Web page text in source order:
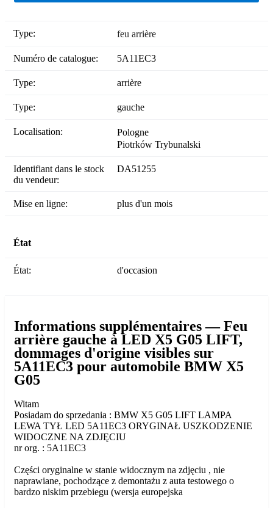
Type: feu arrière
Numéro de catalogue: 5A11EC3
Type: arrière
Type: gauche
Localisation:
Pologne
Piotrków Trybunalski
Identifiant dans le stock
du vendeur:
DA51255
Mise en ligne: plus d'un mois
État
État: d'occasion
Informations supplémentaires — Feu
arrière gauche à LED X5 G05 LIFT,
dommages d'origine visibles sur
5A11EC3 pour automobile BMW X5
G05
Witam
Posiadam do sprzedania : BMW X5 G05 LIFT LAMPA
LEWA TYŁ LED 5A11EC3 ORYGINAŁ USZKODZENIE
WIDOCZNE NA ZDJĘCIU
nr org. : 5A11EC3
Części oryginalne w stanie widocznym na zdjęciu , nie
naprawiane, pochodzące z demontażu z auta testowego o
bardzo niskim przebiegu (wersja europejska